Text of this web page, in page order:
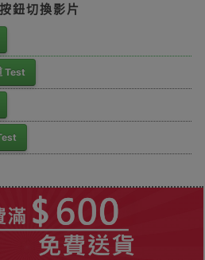
鈕切換影片
Test